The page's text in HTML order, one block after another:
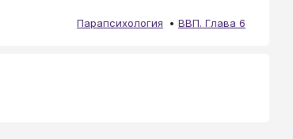
Парапсихология ВВП. Глава 6